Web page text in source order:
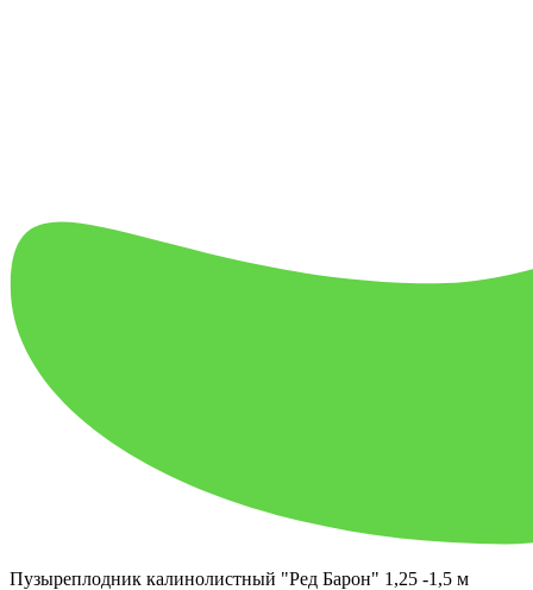
Пузыреплодник калинолистный "Ред Барон" 1,25 -1,5 м